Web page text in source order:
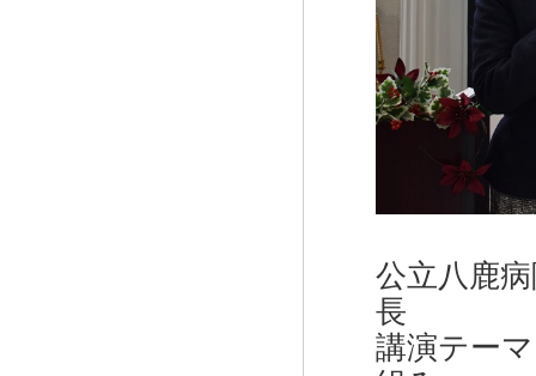
公立八鹿
長
講演テー